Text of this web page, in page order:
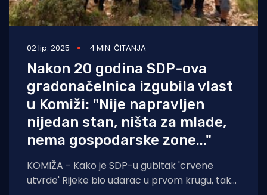
02 lip. 2025 4 MIN. ČITANJA
Nakon 20 godina SDP-ova
gradonačelnica izgubila vlast
u Komiži: "Nije napravljen
nijedan stan, ništa za mlade,
nema gospodarske zone..."
KOMIŽA - Kako je SDP-u gubitak 'crvene
utvrde' Rijeke bio udarac u prvom krugu, tako